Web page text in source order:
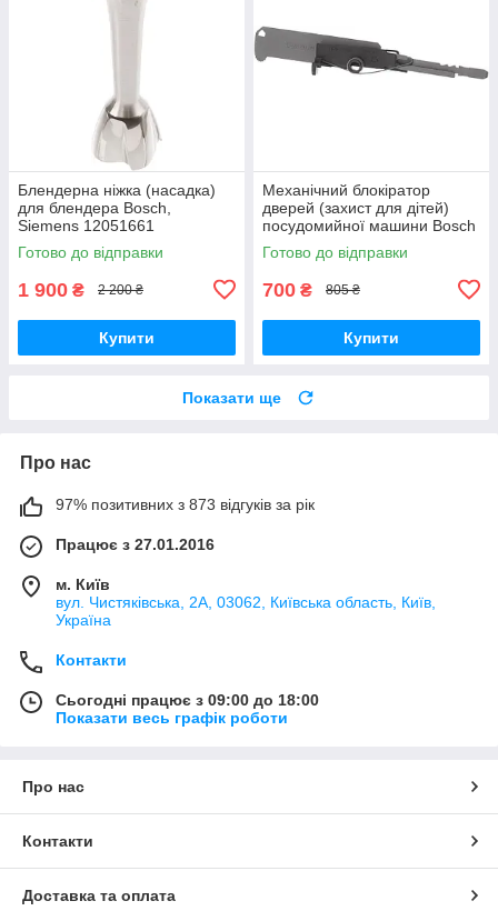
Блендерна ніжка (насадка)
для блендера Bosch,
Siemens 12051661
(12041975)
Готово до відправки
1 900 ₴ 2 200 ₴
Купити
Механічний блокіратор
дверей (захист для дітей)
посудомийної машини Bosch
12021443
Готово до відправки
700 ₴ 805 ₴
Купити
Показати ще
Про нас
97% позитивних з 873 відгуків за рік
Працює з 27.01.2016
м. Київ
вул. Чистяківська, 2А, 03062, Київська область, Київ,
Україна
Контакти
Сьогодні працює з 09:00 до 18:00
Показати весь графік роботи
Про нас
Контакти
Доставка та оплата